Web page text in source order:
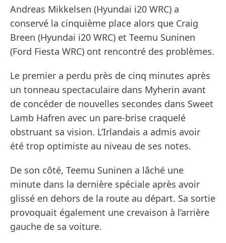
Andreas Mikkelsen (Hyundai i20 WRC) a
conservé la cinquième place alors que Craig
Breen (Hyundai i20 WRC) et Teemu Suninen
(Ford Fiesta WRC) ont rencontré des problèmes.
Le premier a perdu près de cinq minutes après
un tonneau spectaculaire dans Myherin avant
de concéder de nouvelles secondes dans Sweet
Lamb Hafren avec un pare-brise craquelé
obstruant sa vision. L’Irlandais a admis avoir
été trop optimiste au niveau de ses notes.
De son côté, Teemu Suninen a lâché une
minute dans la dernière spéciale après avoir
glissé en dehors de la route au départ. Sa sortie
provoquait également une crevaison à l’arrière
gauche de sa voiture.